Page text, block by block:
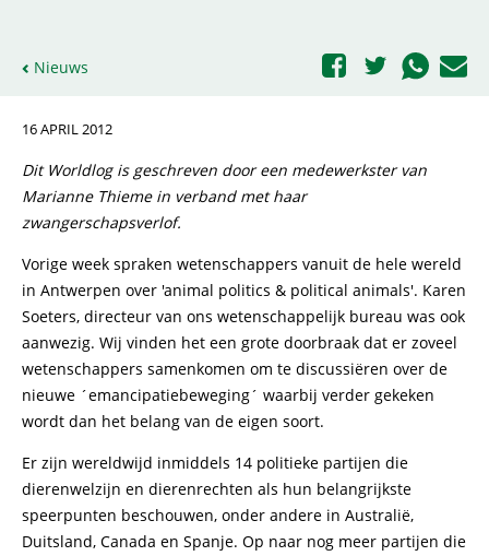
Nieuws
16 APRIL 2012
Dit Worldlog is geschreven door een medewerkster van
Marianne Thieme in verband met haar
zwangerschapsverlof.
Vorige week spraken wetenschappers vanuit de hele wereld
in Antwerpen over 'animal politics & political animals'. Karen
Soeters, directeur van ons wetenschappelijk bureau was ook
aanwezig. Wij vinden het een grote doorbraak dat er zoveel
wetenschappers samenkomen om te discussiëren over de
nieuwe ´emancipatiebeweging´ waarbij verder gekeken
wordt dan het belang van de eigen soort.
Er zijn wereldwijd inmiddels 14 politieke partijen die
dierenwelzijn en dierenrechten als hun belangrijkste
speerpunten beschouwen, onder andere in Australië,
Duitsland, Canada en Spanje. Op naar nog meer partijen die